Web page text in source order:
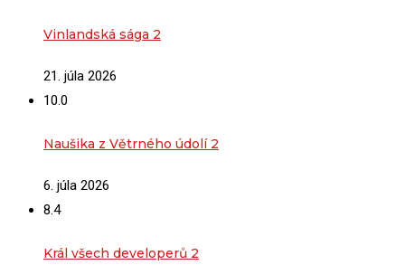
Vinlandská sága 2
21. júla 2026
10.0
Naušika z Větrného údolí 2
6. júla 2026
8.4
Král všech developerů 2